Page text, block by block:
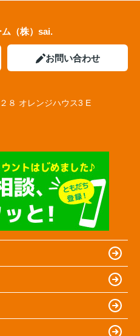
（株）sai.
お問い合わせ
８ オレンジハウス3 E